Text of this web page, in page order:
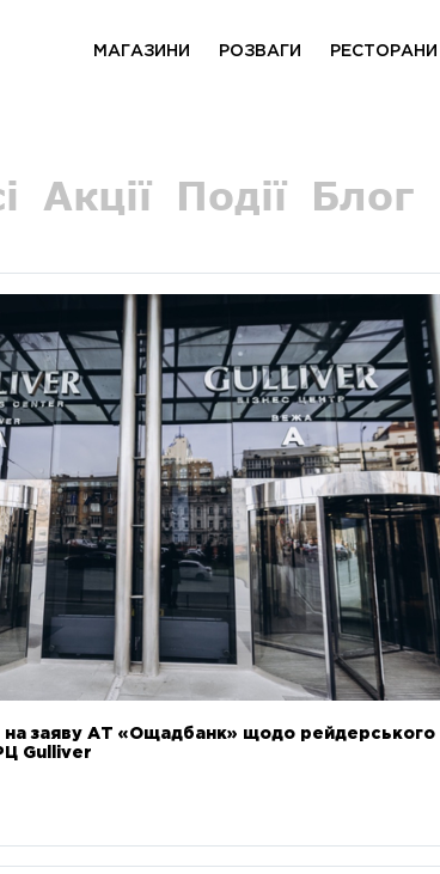
МАГАЗИНИ РОЗВАГИ РЕСТОРАНИ
Акції Події Блог
на заяву АТ «Ощадбанк» щодо рейдерського
Gulliver